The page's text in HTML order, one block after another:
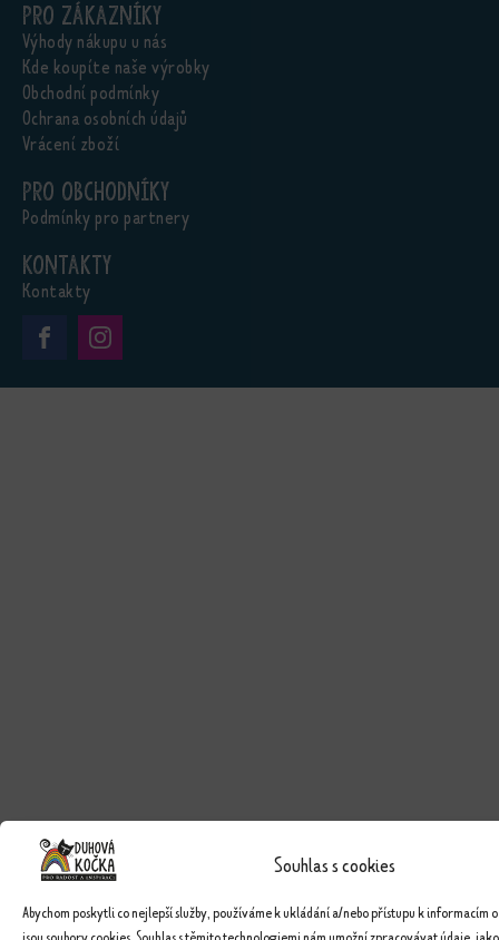
Souhlas s cookies
Abychom poskytli co nejlepší služby, používáme k ukládání a/nebo přístupu k informacím
Pro zákazníky
Výhody nákupu u nás
Kde koupíte naše výrobky
Obchodní podmínky
Ochrana osobních údajů
Vrácení zboží
Pro obchodníky
Podmínky pro partnery
Kontakty
Kontakty